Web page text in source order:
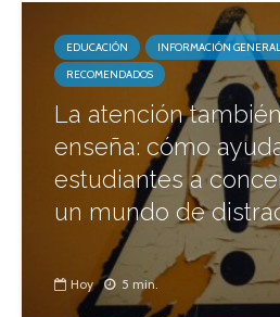
EDUCACIÓN
INFORMACIÓN GENERAL
RECOMENDADOS
La atención
enseña: cómo
estudiantes a
un mundo de
Hoy 5 min.